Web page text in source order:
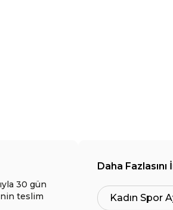
30 gün
teslim
Daha Fazlasını
Kadın Spor